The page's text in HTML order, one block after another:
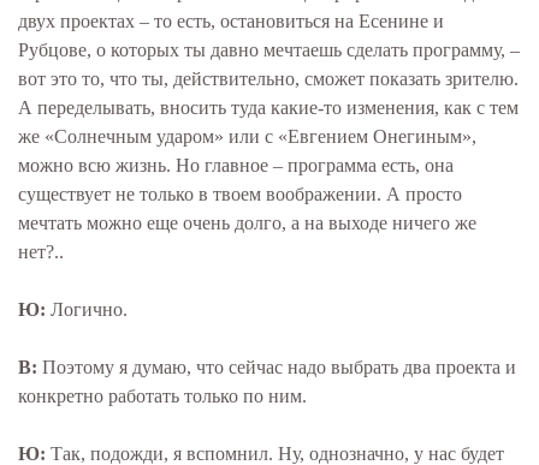
двух проектах – то есть, остановиться на Есенине и
Рубцове, о которых ты давно мечтаешь сделать программу, –
вот это то, что ты, действительно, сможет показать зрителю.
А переделывать, вносить туда какие-то изменения, как с тем
же «Солнечным ударом» или с «Евгением Онегиным»,
можно всю жизнь. Но главное – программа есть, она
существует не только в твоем воображении. А просто
мечтать можно еще очень долго, а на выходе ничего же
нет?..
Ю: Логично.
В: Поэтому я думаю, что сейчас надо выбрать два проекта и
конкретно работать только по ним.
Ю: Так, подожди, я вспомнил. Ну, однозначно, у нас будет